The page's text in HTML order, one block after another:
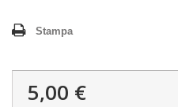
Stampa
5,00 €